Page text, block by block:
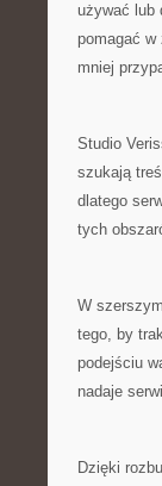
używać lub
pomagać
mniej
Studio
szukają
dlatego
tych
W
tego, by
podejściu
nadaje
Dzięki